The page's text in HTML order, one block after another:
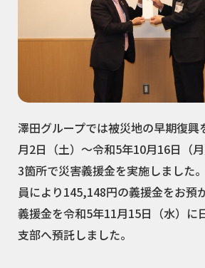
澤田グループでは被災地の早期復興
月2日（土）～令和5年10月16日（
3箇所で災害義援金を実施しました
員により145,148円の義援金をお預
義援金を令和5年11月15日（水）に
支部へ預託しました。